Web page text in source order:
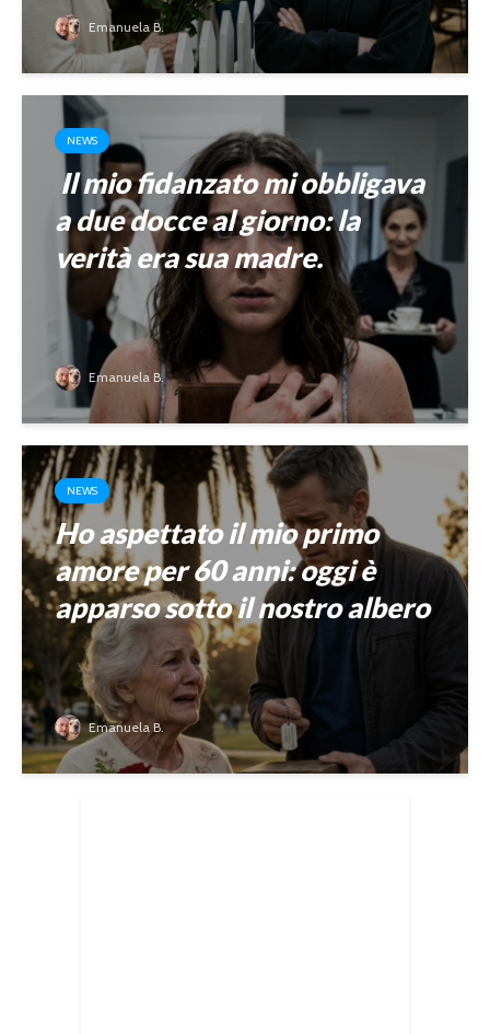
Emanuela B.
NEWS
Il mio fidanzato mi obbligava
a due docce al giorno: la
verità era sua madre.
Emanuela B.
NEWS
Ho aspettato il mio primo
amore per 60 anni: oggi è
apparso sotto il nostro albero
Emanuela B.